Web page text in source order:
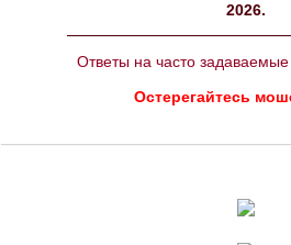
2026.
Ответы на часто
Остерегайтесь